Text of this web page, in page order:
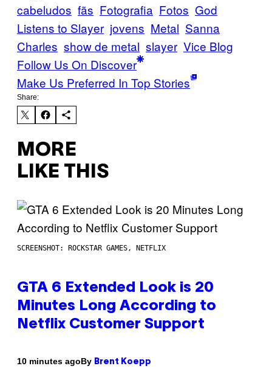
cabeludos fãs Fotografia Fotos God
Listens to Slayer jovens Metal Sanna
Charles show de metal slayer Vice Blog
Follow Us On Discover
Make Us Preferred In Top Stories
Share:
MORE
LIKE THIS
SCREENSHOT: ROCKSTAR GAMES, NETFLIX
GTA 6 Extended Look is 20
Minutes Long According to
Netflix Customer Support
10 minutes agoBy Brent Koepp